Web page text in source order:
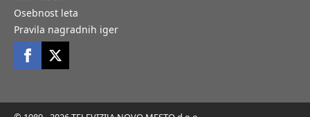
Osebnost leta
Pravila nagradnih iger